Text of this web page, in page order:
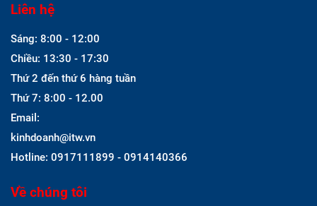
Liên hệ
Sáng: 8:00 - 12:00
Chiều: 13:30 - 17:30
Thứ 2 đến thứ 6 hàng tuần
Thứ 7: 8:00 - 12.00
Email:
kinhdoanh@itw.vn
Hotline: 0917111899 - 0914140366
Về chúng tôi